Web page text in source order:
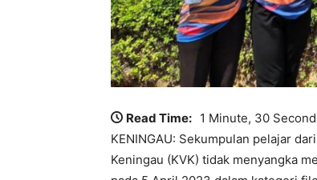
Read Time: 1 Minute, 30 Second
KENINGAU: Sekumpulan pelajar
Keningau (KVK) tidak menyangka